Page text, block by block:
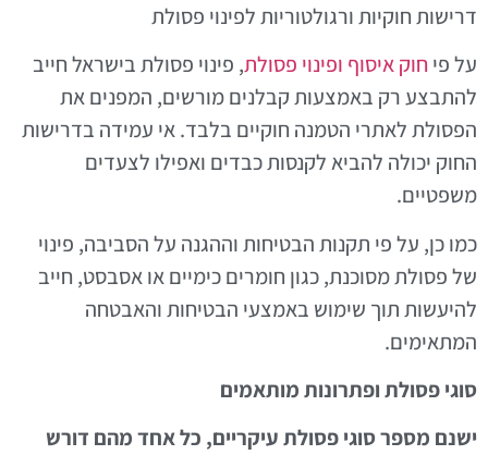
דרישות חוקיות ורגולטוריות לפינוי פסולת
על פי חוק איסוף ופינוי פסולת, פינוי פסולת בישראל חייב
להתבצע רק באמצעות קבלנים מורשים, המפנים את
הפסולת לאתרי הטמנה חוקיים בלבד. אי עמידה בדרישות
החוק יכולה להביא לקנסות כבדים ואפילו לצעדים
משפטיים.
כמו כן, על פי תקנות הבטיחות וההגנה על הסביבה, פינוי
של פסולת מסוכנת, כגון חומרים כימיים או אסבסט, חייב
להיעשות תוך שימוש באמצעי הבטיחות והאבטחה
המתאימים.
סוגי פסולת ופתרונות מותאמים
ישנם מספר סוגי פסולת עיקריים, כל אחד מהם דורש